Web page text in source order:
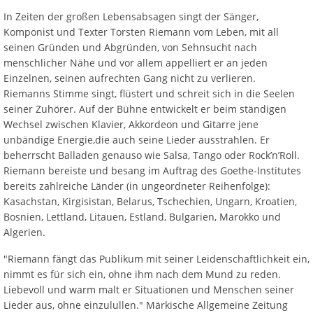
In Zeiten der großen Lebensabsagen singt der Sänger,
Komponist und Texter Torsten Riemann vom Leben, mit all
seinen Gründen und Abgründen, von Sehnsucht nach
menschlicher Nähe und vor allem appelliert er an jeden
Einzelnen, seinen aufrechten Gang nicht zu verlieren.
Riemanns Stimme singt, flüstert und schreit sich in die Seelen
seiner Zuhörer. Auf der Bühne entwickelt er beim ständigen
Wechsel zwischen Klavier, Akkordeon und Gitarre jene
unbändige Energie,die auch seine Lieder ausstrahlen. Er
beherrscht Balladen genauso wie Salsa, Tango oder Rock’n’Roll.
Riemann bereiste und besang im Auftrag des Goethe-Institutes
bereits zahlreiche Länder (in ungeordneter Reihenfolge):
Kasachstan, Kirgisistan, Belarus, Tschechien, Ungarn, Kroatien,
Bosnien, Lettland, Litauen, Estland, Bulgarien, Marokko und
Algerien.
"Riemann fängt das Publikum mit seiner Leidenschaftlichkeit ein,
nimmt es für sich ein, ohne ihm nach dem Mund zu reden.
Liebevoll und warm malt er Situationen und Menschen seiner
Lieder aus, ohne einzulullen." Märkische Allgemeine Zeitung